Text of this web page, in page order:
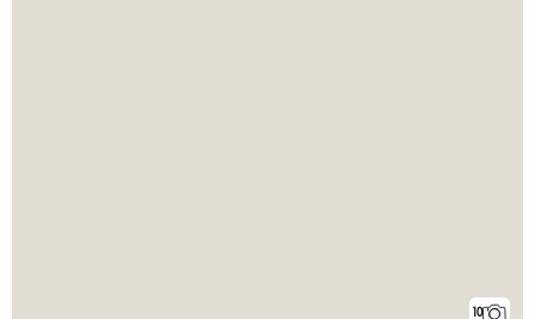
10